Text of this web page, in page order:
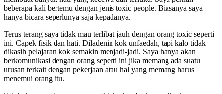
beberapa kali bertemu dengan jenis toxic people. Biasanya saya
hanya bicara seperlunya saja kepadanya.
Terus terang saya tidak mau terlibat jauh dengan orang toxic seperti
ini. Capek fisik dan hati. Diladenin kok unfaedah, tapi kalo tidak
dikasih pelajaran kok semakin menjadi-jadi. Saya hanya akan
berkomunikasi dengan orang seperti ini jika memang ada suatu
urusan terkait dengan pekerjaan atau hal yang memang harus
menemui orang itu.